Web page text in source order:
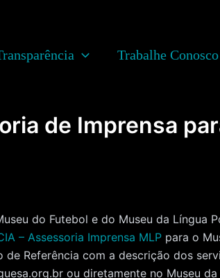
Trabalhe Conosco
de Imprensa
do Futebol e do Museu da
– Assessoria Imprensa MLP para o
Referência com a descrição dos
ou diretamente no Museu da